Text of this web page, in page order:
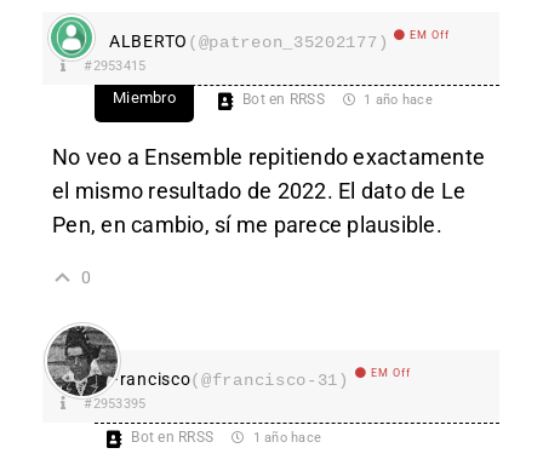
ALBERTO (@patreon_35202177) EM Off
#2953415
Miembro Bot en RRSS 1 año hace
No veo a Ensemble repitiendo exactamente
el mismo resultado de 2022. El dato de Le
Pen, en cambio, sí me parece plausible.
0
Francisco(@francisco-31) EM Off
#2953395
Bot en RRSS 1 año hace